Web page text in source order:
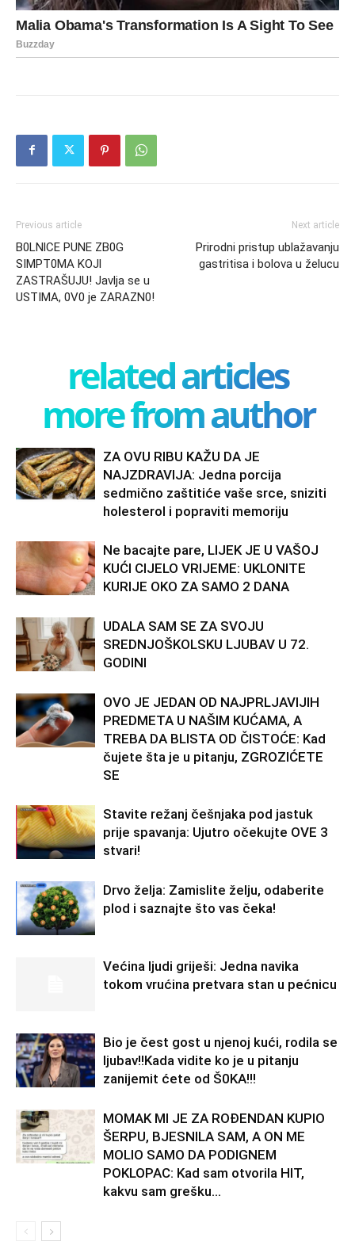
Previous article
B0LNlCE PUNE ZB0G
SIMPT0MA KOJl
ZASTRAŠUJU! Javlja se u
USTIMA, 0V0 je ZARAZN0!
Next article
Prirodni pristup ublažavanju
gastritisa i bolova u želucu
related articles
more from author
ZA OVU RIBU KAŽU DA JE
NAJZDRAVIJA: Jedna porcija
sedmično zaštitiće vaše srce, sniziti
holesterol i popraviti memoriju
Ne bacajte pare, LIJEK JE U VAŠOJ
KUĆI CIJELO VRIJEME: UKLONITE
KURIJE OKO ZA SAMO 2 DANA
UDALA SAM SE ZA SVOJU
SREDNJOŠKOLSKU LJUBAV U 72.
GODINI
OVO JE JEDAN OD NAJPRLJAVIJIH
PREDMETA U NAŠIM KUĆAMA, A
TREBA DA BLISTA OD ČISTOĆE: Kad
čujete šta je u pitanju, ZGROZIĆETE
SE
Stavite režanj češnjaka pod jastuk
prije spavanja: Ujutro očekujte OVE 3
stvari!
Drvo želja: Zamislite želju, odaberite
plod i saznajte što vas čeka!
Većina ljudi griješi: Jedna navika
tokom vrućina pretvara stan u pećnicu
Bio je čest gost u njenoj kući, rodila se
ljubav!!Kada vidite ko je u pitanju
zanijemit ćete od Š0KA!!!
MOMAK MI JE ZA ROĐENDAN KUPIO
ŠERPU, BJESNILA SAM, A ON ME
MOLIO SAMO DA PODIGNEM
POKLOPAC: Kad sam otvorila HIT,
kakvu sam grešku...